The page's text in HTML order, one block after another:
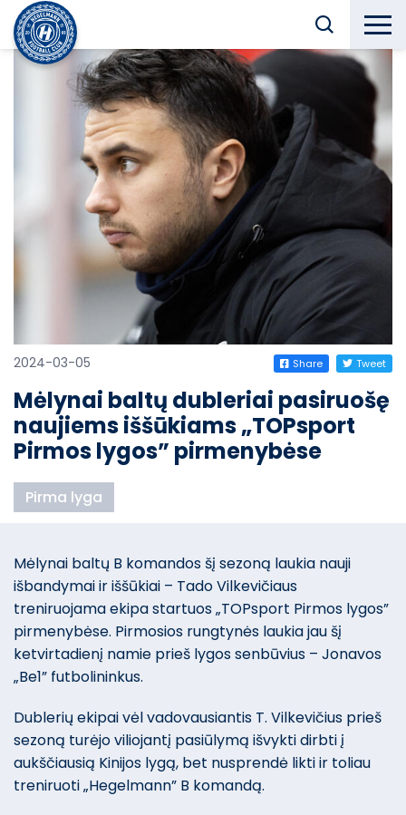
2024-03-05 Share Tweet
Mėlynai baltų dubleriai pasiruošę
naujiems iššūkiams „TOPsport
Pirmos lygos” pirmenybėse
Pirma lyga
Mėlynai baltų B komandos šį sezoną laukia nauji
išbandymai ir iššūkiai – Tado Vilkevičiaus
treniruojama ekipa startuos „TOPsport Pirmos lygos”
pirmenybėse. Pirmosios rungtynės laukia jau šį
ketvirtadienį namie prieš lygos senbūvius – Jonavos
„Be1” futbolininkus.
Dublerių ekipai vėl vadovausiantis T. Vilkevičius prieš
sezoną turėjo viliojantį pasiūlymą išvykti dirbti į
aukščiausią Kinijos lygą, bet nusprendė likti ir toliau
treniruoti „Hegelmann” B komandą.